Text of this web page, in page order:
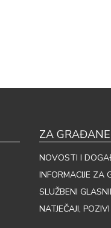
ZA GRAĐANE
NOVOSTI I
INFORMACIJE ZA
SLUŽBENI
NATJEČAJI,